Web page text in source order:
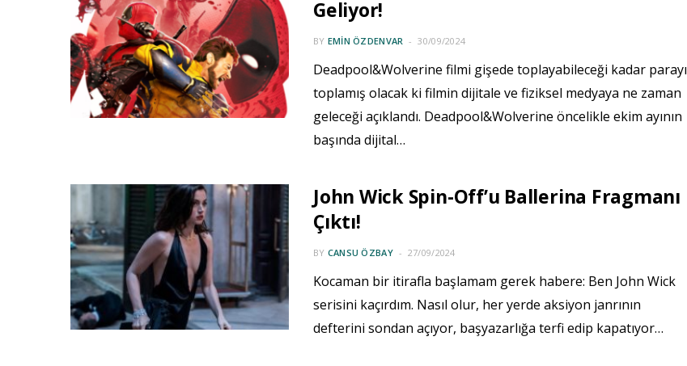
Geliyor!
BY EMIN ÖZDENVAR 30/09/2024
Deadpool&Wolverine filmi gişede toplayabileceği kadar parayı
toplamış olacak ki filmin dijitale ve fiziksel medyaya ne zaman
geleceği açıklandı. Deadpool&Wolverine öncelikle ekim ayının
başında dijital…
John Wick Spin-Off’u Ballerina Fragmanı
Çıktı!
BY CANSU ÖZBAY 27/09/2024
Kocaman bir itirafla başlamam gerek habere: Ben John Wick
serisini kaçırdım. Nasıl olur, her yerde aksiyon janrının
defterini sondan açıyor, başyazarlığa terfi edip kapatıyor…